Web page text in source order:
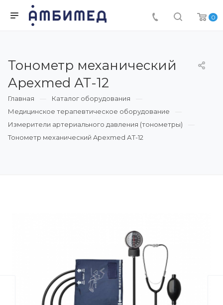
0
Тонометр механический
Apexmed АТ-12
Главная
Каталог оборудования
Медицинское терапевтическое оборудование
Измерители артериального давления (тонометры)
Тонометр механический Apexmed АТ-12